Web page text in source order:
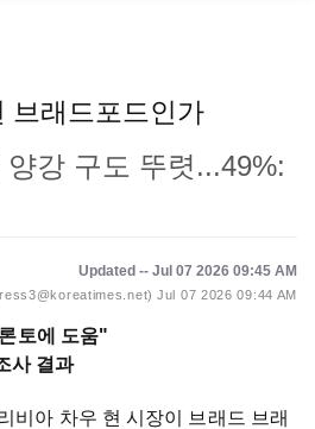
브래드포드인가
강 구도 뚜렷...49%:
Updated -- Jul 07 2026 09:45 AM
Jul 07 2026 09:44 AM
토에 도움"
사 결과
비아 차우 현 시장이 브래드 브래